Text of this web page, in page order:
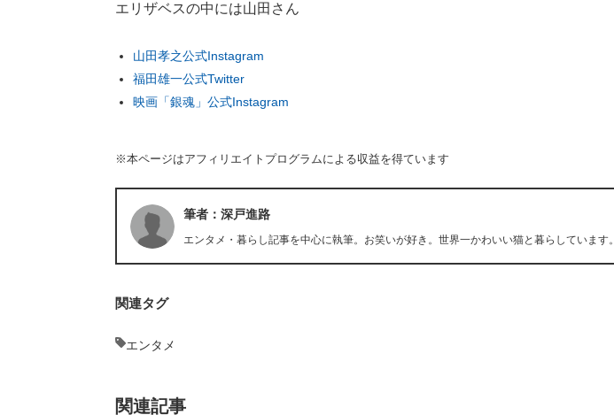
エリザベスの中には山田さん
山田孝之公式Instagram
福田雄一公式Twitter
映画「銀魂」公式Instagram
※本ページはアフィリエイトプログラムによる収益を得ています
筆者：深戸進路
エンタメ・暮らし記事を中心に執筆。お笑いが好き。世界一かわいい猫と暮らしています。
関連タグ
エンタメ
関連記事